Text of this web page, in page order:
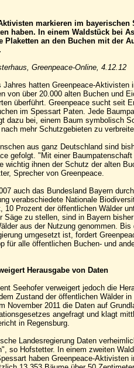
markieren im bayerischen
haben. In einem Waldstück bei
Plaketten an den Buchen mit der
Greenpeace-Online, 4.12.12
Jahres hatten Greenpeace-Aktivisten
von über 20.000 alten Buchen und
überführt. Greenpeace sucht seit
im Spessart Paten. Jede
dazu bei, einem Baum symbolisch
mehr Schutzgebieten zu
aus ganz Deutschland sind
gefolgt. "Mit einer
wichtig ihnen der Schutz der alten
Sprecher von Greenpeace.
auch das Bundesland Bayern
verabschiedete Nationale
10 Prozent der öffentlichen Wälder
Säge zu stellen, sind in Bayern
aus der Nutzung genommen.
umgesetzt ist, fordert
für alle öffentlichen Buchen- und
Herausgabe von Daten
Seehofer verweigert jedoch die
Zustand der öffentlichen Wälder
November 2011 die Daten auf
angefragt und klagt
in Regensburg.
Landesregierung Daten
so Hofstetter. In einem zweiten
haben Greenpeace-Aktivisten